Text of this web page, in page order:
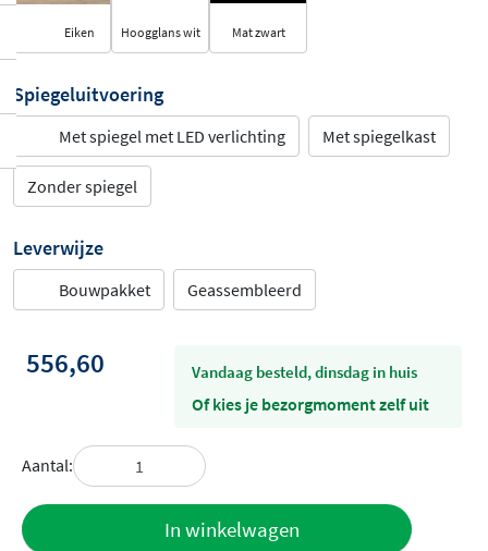
Eiken Hoogglans wit Mat zwart
Spiegeluitvoering
Met spiegel met LED verlichting Met spiegelkast
Zonder spiegel
Leverwijze
Bouwpakket Geassembleerd
556,60 vandaag besteld, dinsdag in huis
Of kies je bezorgmoment zelf uit
Aantal:
In winkelwagen